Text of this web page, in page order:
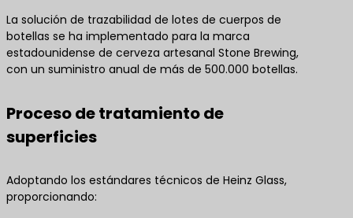
La solución de trazabilidad de lotes de cuerpos de
botellas se ha implementado para la marca
estadounidense de cerveza artesanal Stone Brewing,
con un suministro anual de más de 500.000 botellas.
Proceso de tratamiento de
superficies
Adoptando los estándares técnicos de Heinz Glass,
proporcionando: